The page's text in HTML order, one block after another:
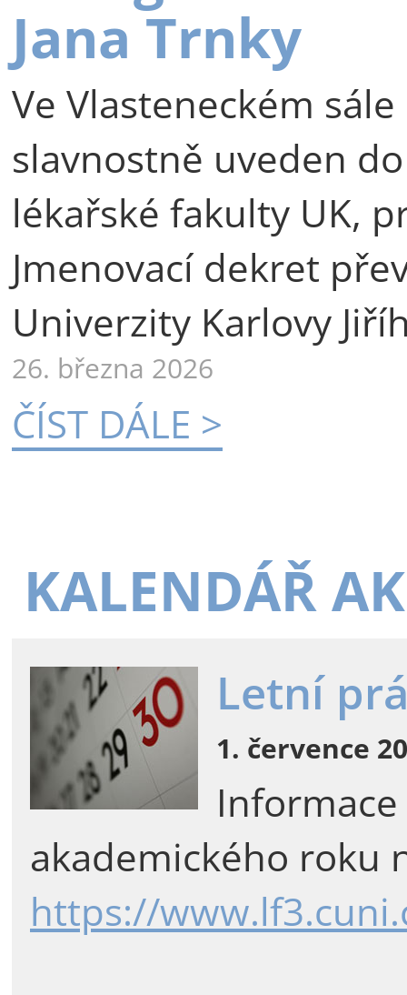
Jana Trnky
Ve Vlasteneckém
slavnostně uveden
lékařské fakulty UK,
Jmenovací dekret
Univerzity Karlovy
26. března 2026
ČÍST DÁLE >
KALENDÁŘ
Letní
1. července
akademického roku
https://